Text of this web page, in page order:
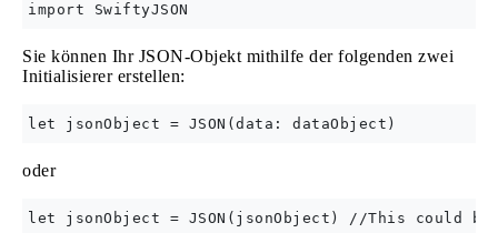
Sie können Ihr JSON-Objekt mithilfe der folgenden zwei
Initialisierer erstellen:
oder